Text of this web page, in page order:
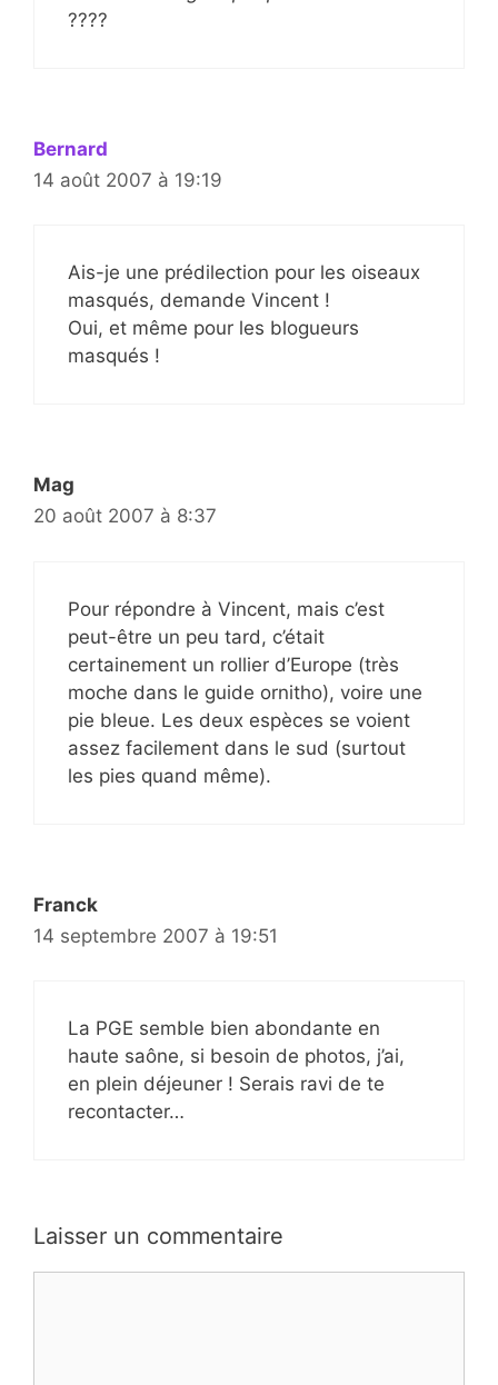
????
Bernard
14 août 2007 à 19:19
Ais-je une prédilection pour les oiseaux
masqués, demande Vincent !
Oui, et même pour les blogueurs
masqués !
Mag
20 août 2007 à 8:37
Pour répondre à Vincent, mais c’est
peut-être un peu tard, c’était
certainement un rollier d’Europe (très
moche dans le guide ornitho), voire une
pie bleue. Les deux espèces se voient
assez facilement dans le sud (surtout
les pies quand même).
Franck
14 septembre 2007 à 19:51
La PGE semble bien abondante en
haute saône, si besoin de photos, j’ai,
en plein déjeuner ! Serais ravi de te
recontacter…
Laisser un commentaire